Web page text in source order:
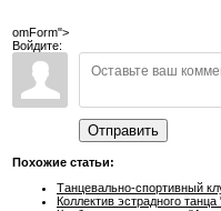
omForm">
Войдите:
Отправить
Похожие статьи:
Танцевально-спортивный
Коллектив эстрадного танца